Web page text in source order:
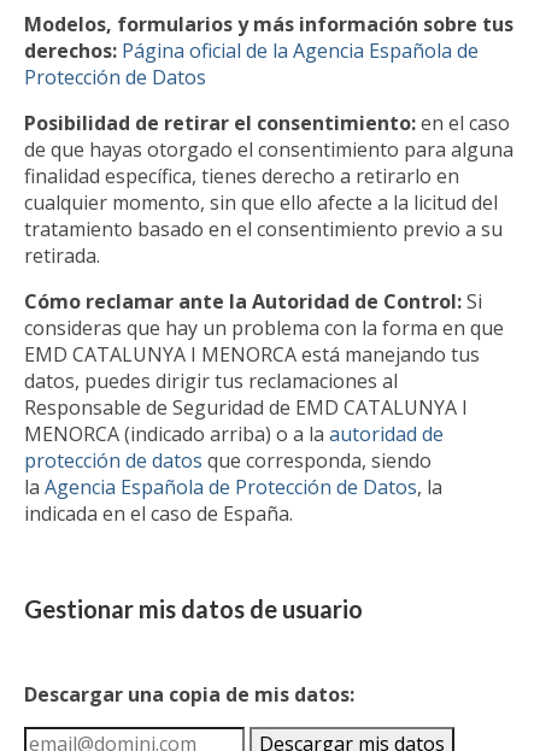
Modelos, formularios y más información sobre tus
derechos: Página oficial de la Agencia Española de
Protección de Datos
Posibilidad de retirar el consentimiento:en el caso
de que hayas otorgado el consentimiento para alguna
finalidad específica, tienes derecho a retirarlo en
cualquier momento, sin que ello afecte a la licitud del
tratamiento basado en el consentimiento previo a su
retirada.
Cómo reclamar ante la Autoridad de Control:Si
consideras que hay un problema con la forma en que
EMD CATALUNYA I MENORCA está manejando tus
datos, puedes dirigir tus reclamaciones al
Responsable de Seguridad de EMD CATALUNYA I
MENORCA (indicado arriba) o a la autoridad de
protección de datos que corresponda, siendo
la Agencia Española de Protección de Datos, la
indicada en el caso de España.
Gestionar mis datos de usuario
Descargar una copia de mis datos: